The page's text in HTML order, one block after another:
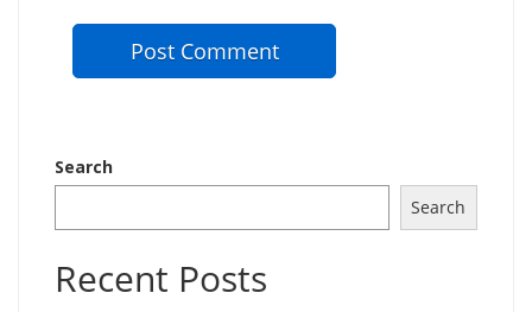
Search
Search
Recent Posts